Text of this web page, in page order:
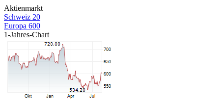
Aktienmarkt
Schweiz 20
Europa 600
1-Jahres-Chart